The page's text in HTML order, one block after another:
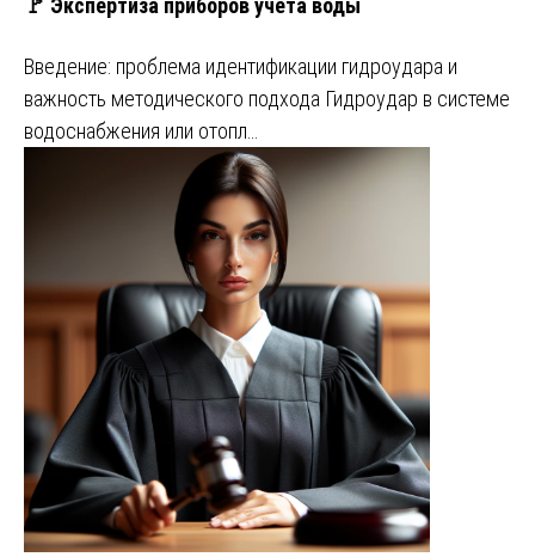
🚩 Экспертиза приборов учета воды
Введение: проблема идентификации гидроудара и
важность методического подхода Гидроудар в системе
водоснабжения или отопл…